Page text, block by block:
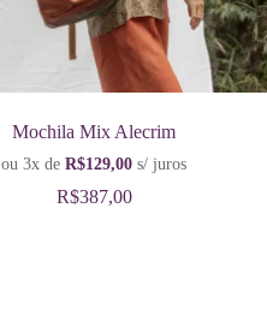
Mochila Mix Alecrim
ou 3x deR$129,00 s/ juros
R$387,00